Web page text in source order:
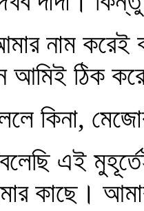
নাম করেই
আমিই ঠিক
কিনা,
এই
কাছে।